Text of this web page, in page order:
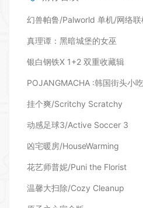
真理谭：黑暗城堡的女巫
银白钢铁X 1+2 双重收藏辑
挂个爽/Scritchy Scratchy
动感足球3/Active Soccer 3
凶宅暖房/HouseWarming
花艺师普妮/Puni the Florist
温馨大扫除/Cozy Cleanup